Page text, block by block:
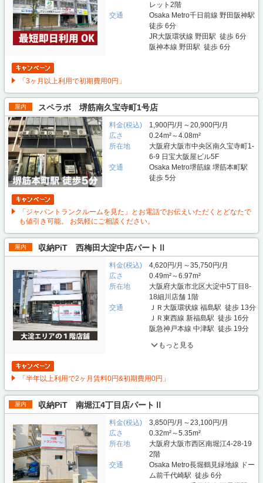
レット2階
交通
Osaka Metro千日前線 野田阪神駅
徒歩 6分
JR大阪環状線 野田駅 徒歩 6分
阪神本線 野田駅 徒歩 6分
「3ヶ月以上利用で初期費用0円」
屋内 スペラボ 堺筋南久宝寺町1号店
料金(税込)
1,900円/月～20,900円/月
広さ
0.24m²～4.08m²
所在地
大阪府大阪市中央区南久宝寺町1-
6-9 日宝大阪屋ビル5F
交通
Osaka Metro堺筋線 堺筋本町駅
徒歩 5分
「ジャパントランクルームを見た」とお電話でお伝えいただくとどなたで
も値引き可能。 お気軽にご相談ください。
屋内 収納PiT 西梅田大淀中店パートⅡ
料金(税込)
4,620円/月～35,750円/月
広さ
0.49m²～6.97m²
所在地
大阪府大阪市北区大淀中5丁目8-
18細川店舗 1階
交通
ＪＲ大阪環状線 福島駅 徒歩 13分
ＪＲ東西線 新福島駅 徒歩 16分
阪急神戸本線 中津駅 徒歩 19分
もっと見る
「半年以上利用で2ヶ月賃料0円&初期費用0円」
屋内 収納PiT 南堀江4丁目店パートⅡ
料金(税込)
3,850円/月～23,100円/月
広さ
0.32m²～5.35m²
所在地
大阪府大阪市西区南堀江4-28-19
2階
交通
Osaka Metro長堀鶴見緑地線 ドー
ム前千代崎駅 徒歩 6分